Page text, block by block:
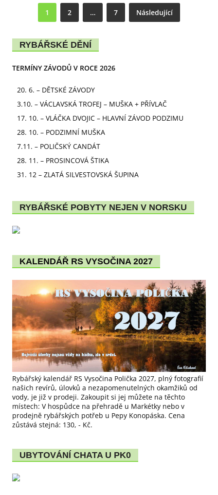
1 2 … 7 Následující
RYBÁŘSKÉ DĚNÍ
TERMÍNY ZÁVODŮ V ROCE 2026
20. 6. – DĚTSKÉ ZÁVODY
3.10. – VÁCLAVSKÁ TROFEJ – MUŠKA + PŘÍVLAČ
17. 10. – VLÁČKA DVOJIC – HLAVNÍ ZÁVOD PODZIMU
28. 10. – PODZIMNÍ MUŠKA
7.11. – POLIČSKÝ CANDÁT
28. 11. – PROSINCOVÁ ŠTIKA
31. 12 – ZLATÁ SILVESTOVSKÁ ŠUPINA
RYBÁŘSKÉ POBYTY NEJEN V NORSKU
KALENDÁŘ RS VYSOČINA 2027
Rybářský kalendář RS Vysočina Polička 2027, plný fotografií
našich revírů, úlovků a nezapomenutelných okamžiků od
vody, je již v prodeji. Zakoupit si jej můžete na těchto
místech: V hospůdce na přehradě u Markétky nebo v
prodejně rybářských potřeb u Pepy Konopáska. Cena
zůstává stejná: 130, - Kč.
UBYTOVÁNÍ CHATA U PK0